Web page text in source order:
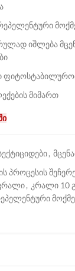
იშლება
მიმართ
,
პროცესის
, კრალი 10